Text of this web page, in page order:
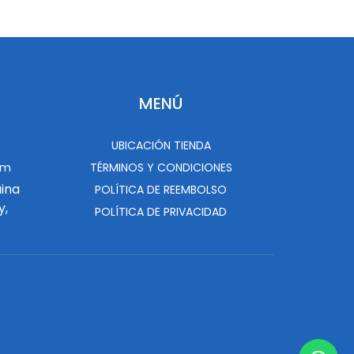
MENÚ
UBICACIÓN TIENDA
TÉRMINOS Y CONDICIONES
POLÍTICA DE REEMBOLSO
POLÍTICA DE PRIVACIDAD